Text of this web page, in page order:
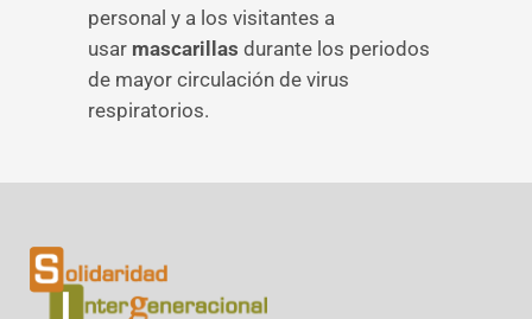
personal y a los visitantes a
usar mascarillas durante los periodos
de mayor circulación de virus
respiratorios.